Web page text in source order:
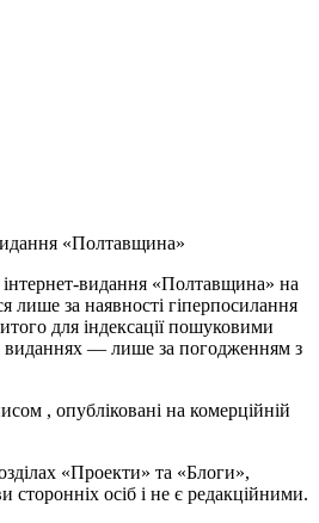
«Полтавщина»
інтернет-видання «Полтавщина» на
лише за наявності гіперпосилання
для індексації пошуковими
виданнях — лише за погодженням з
, опубліковані на комерційній
«Проекти» та «Блоги»,
сторонніх осіб і не є редакційними.